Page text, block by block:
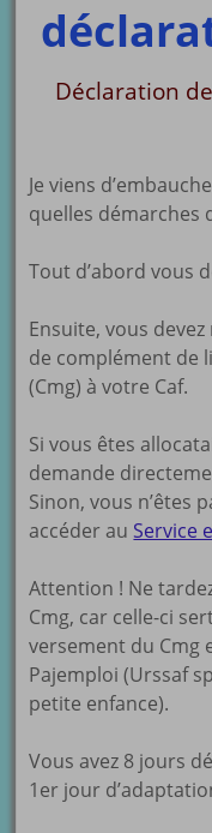
Déclaration
Je viens
quelles démarches
Tout d’abord vous
Ensuite, vous
de complément de
(Cmg) à votre Caf.
Si vous êtes
demande
Sinon, vous n’êtes
accéder au Service
Attention ! Ne
Cmg, car celle-ci
versement du Cmg
Pajemploi (Urssaf
petite enfance).
Vous avez 8 jours
1er jour